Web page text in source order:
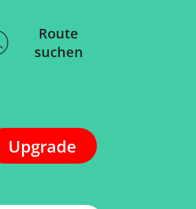
Route
suchen
Upgrade